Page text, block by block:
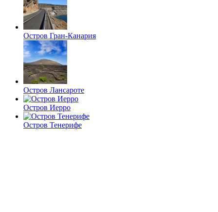
Остров Гран-Канария
Остров Лансароте
Остров Иерро
Остров Тенерифе